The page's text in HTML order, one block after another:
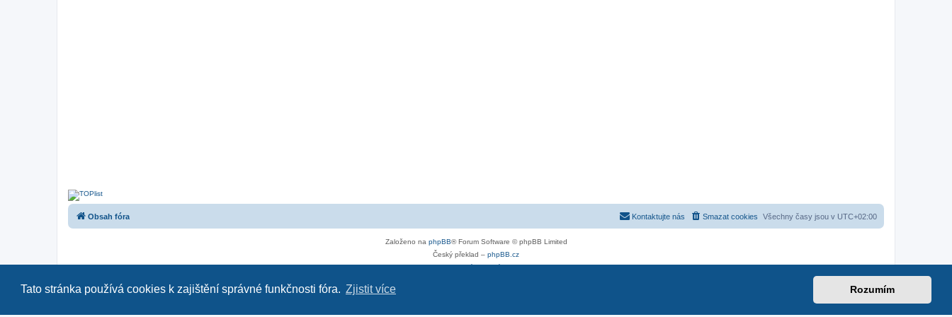
Tato stránka používá cookies k zajištění správné funkčnosti fóra. Zjistit více Rozumím
Obsah fóra Všechny časy jsou v UTC+02:00
Smazat cookies
Kontaktujte nás
Založeno na phpBB® Forum Software © phpBB Limited
Český překlad – phpBB.cz
Soukromí|Podmínky